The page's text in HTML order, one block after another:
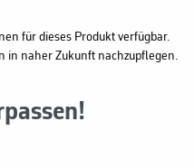
für dieses Produkt verfügbar.
in naher Zukunft nachzupflegen.